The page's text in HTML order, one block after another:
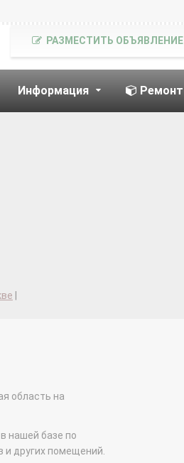
Информация Ремонт
РАЗМЕСТИТЬ ОБЪЯВЛЕНИЕ
область на
нашей базе по
других помещений.